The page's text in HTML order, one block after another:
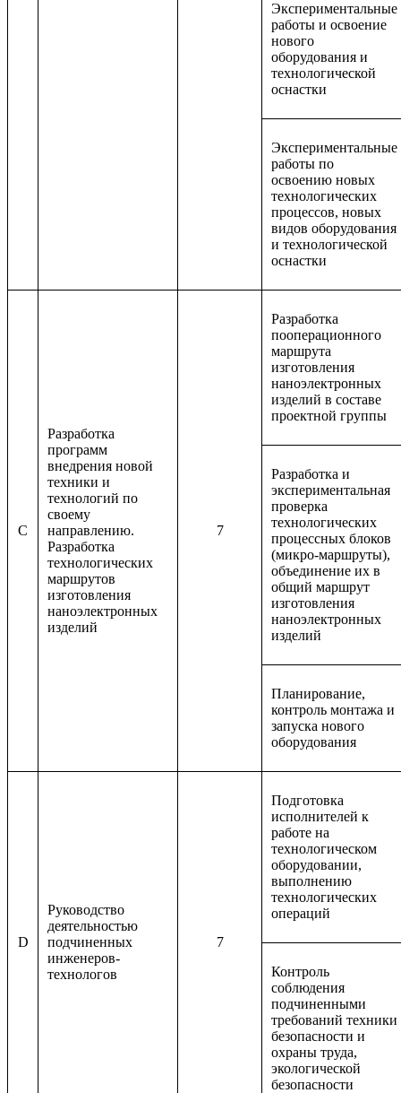
Экспериментальные
работы и освоение
нового
оборудования и
технологической
оснастки
Экспериментальные
работы по
освоению новых
технологических
процессов, новых
видов оборудования
и технологической
оснастки
C
Разработка
программ
внедрения новой
техники и
технологий по
своему
направлению.
Разработка
технологических
маршрутов
изготовления
наноэлектронных
изделий
7
Разработка
пооперационного
маршрута
изготовления
наноэлектронных
изделий в составе
проектной группы
Разработка и
экспериментальная
проверка
технологических
процессных блоков
(микро-маршруты),
объединение их в
общий маршрут
изготовления
наноэлектронных
изделий
Планирование,
контроль монтажа и
запуска нового
оборудования
D
Руководство
деятельностью
подчиненных
инженеров-
технологов
7
Подготовка
исполнителей к
работе на
технологическом
оборудовании,
выполнению
технологических
операций
Контроль
соблюдения
подчиненными
требований техники
безопасности и
охраны труда,
экологической
безопасности